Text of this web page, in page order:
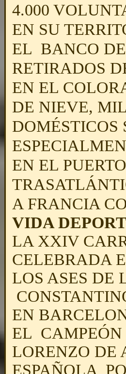
4.000
EN SU
EL BANCO
RETIRADOS
EN EL
DE NIEVE,
DOMÉSTICOS
EN EL
A FRANCIA
VIDA
LA XXIV
CELEBRADA
LOS ASES DE
EN
EL
LORENZO DE
ESPAÑOLA